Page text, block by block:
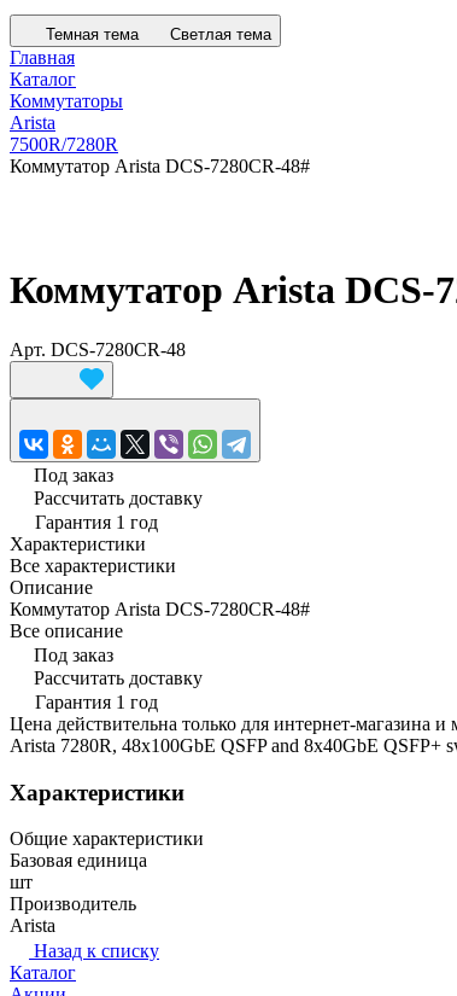
Темная тема Светлая тема
Главная
Каталог
Коммутаторы
Arista
7500R/7280R
Коммутатор Arista DCS-7280CR-48#
Коммутатор Arista DCS-
Арт. DCS-7280CR-48
Под заказ
Рассчитать доставку
Гарантия 1 год
Характеристики
Все характеристики
Описание
Коммутатор Arista DCS-7280CR-48#
Все описание
Под заказ
Рассчитать доставку
Гарантия 1 год
Цена действительна только для интернет-магазина
Arista 7280R, 48x100GbE QSFP and 8x40GbE QSFP+
Характеристики
Общие характеристики
Базовая единица
шт
Производитель
Arista
Назад к списку
Каталог